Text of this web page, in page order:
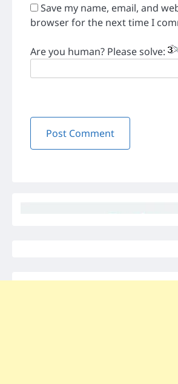
Save my name, email, and
browser for the next time I
Are you human? Please solve: